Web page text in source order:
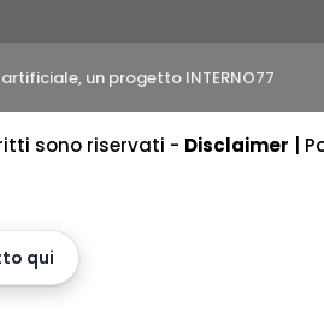
un progetto INTERNO77
sono riservati - Disclaimer |
qui